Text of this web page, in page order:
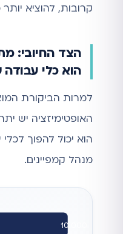
קרובות, להוציא
הצד החיובי:
הוא כלי עבודה
למרות הביקורת
האופטימיזציה יש
הוא יכול להפוך
מנהל קמפיינים.
10,000